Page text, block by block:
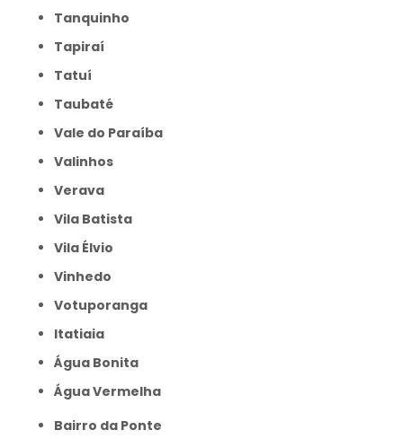
Tanquinho
Tapiraí
Tatuí
Taubaté
Vale do Paraíba
Valinhos
Verava
Vila Batista
Vila Élvio
Vinhedo
Votuporanga
itatiaia
Água Bonita
Água Vermelha
Bairro da Ponte